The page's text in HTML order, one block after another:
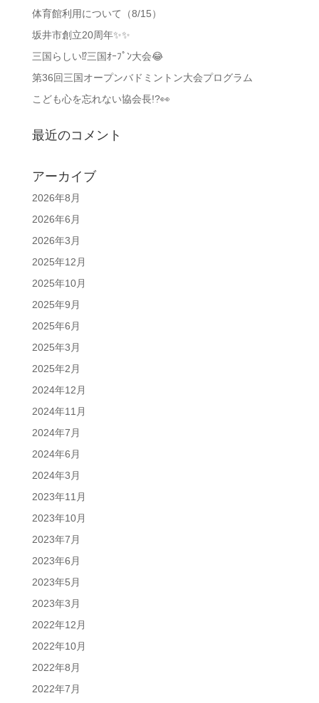
体育館利用について（8/15）
坂井市創立20周年✨✨
三国らしい⁉️三国ｵｰﾌﾟﾝ大会😂
第36回三国オープンバドミントン大会プログラム
こども心を忘れない協会長!?👀
最近のコメント
アーカイブ
2026年8月
2026年6月
2026年3月
2025年12月
2025年10月
2025年9月
2025年6月
2025年3月
2025年2月
2024年12月
2024年11月
2024年7月
2024年6月
2024年3月
2023年11月
2023年10月
2023年7月
2023年6月
2023年5月
2023年3月
2022年12月
2022年10月
2022年8月
2022年7月